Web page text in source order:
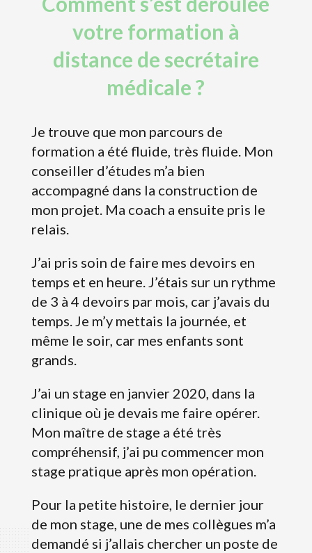
votre formation à
distance de secrétaire
médicale ?
​Je trouve que mon parcours de
formation a été fluide, très fluide. Mon
conseiller d’études m’a bien
accompagné dans la construction de
mon projet. Ma coach a ensuite pris le
relais.
J’ai pris soin de faire mes devoirs en
temps et en heure. J’étais sur un rythme
de 3 à 4 devoirs par mois, car j’avais du
temps. Je m’y mettais la journée, et
même le soir, car mes enfants sont
grands.
J’ai un stage en janvier 2020, dans la
clinique où je devais me faire opérer.
Mon maître de stage a été très
compréhensif, j’ai pu commencer mon
stage pratique après mon opération.
Pour la petite histoire, le dernier jour
de mon stage, une de mes collègues m’a
demandé si j’allais chercher un poste de